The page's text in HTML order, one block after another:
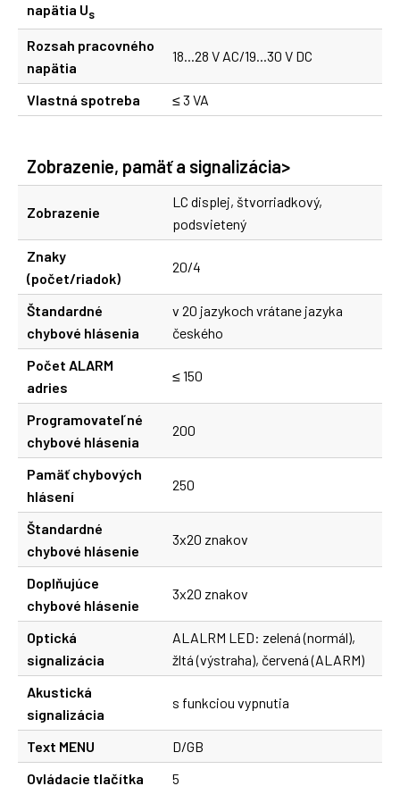
napätia Us
Rozsah pracovného
napätia
18...28 V AC/19...30 V DC
Vlastná spotreba ≤ 3 VA
Zobrazenie, pamäť a signalizácia>
Zobrazenie
LC displej, štvorriadkový,
podsvietený
Znaky
(počet/riadok)
20/4
Štandardné
chybové hlásenia
v 20 jazykoch vrátane jazyka
českého
Počet ALARM
adries
≤ 150
Programovateľné
chybové hlásenia
200
Pamäť chybových
hlásení
250
Štandardné
chybové hlásenie
3x20 znakov
Doplňujúce
chybové hlásenie
3x20 znakov
Optická
signalizácia
ALALRM LED: zelená (normál),
žltá (výstraha), červená (ALARM)
Akustická
signalizácia
s funkciou vypnutia
Text MENU
D/GB
Ovládacie tlačítka
5